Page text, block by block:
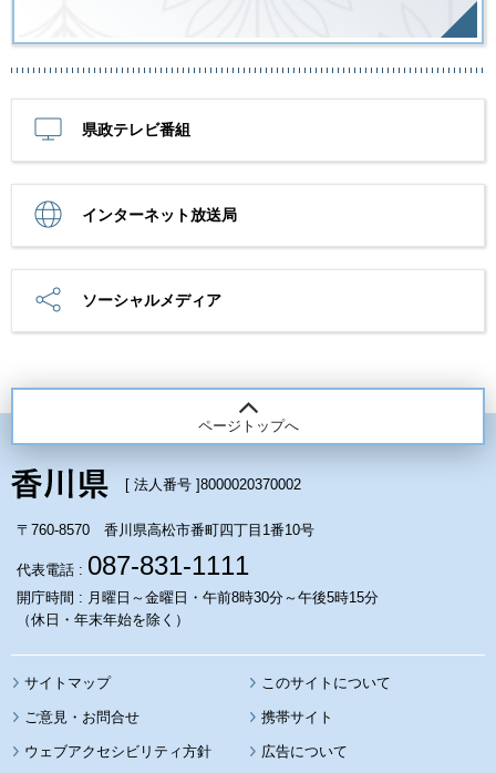
県政テレビ番組
インターネット放送局
ソーシャルメディア
ページトップへ
[ 法人番号 ]8000020370002
〒760-8570 香川県高松市番町四丁目1番10号
代表電話 : 087-831-1111
開庁時間 : 月曜日～金曜日・午前8時30分～午後5時15分
（休日・年末年始を除く）
サイトマップ このサイトについて
携帯サイト
ウェブアクセシビリティ方針 広告について